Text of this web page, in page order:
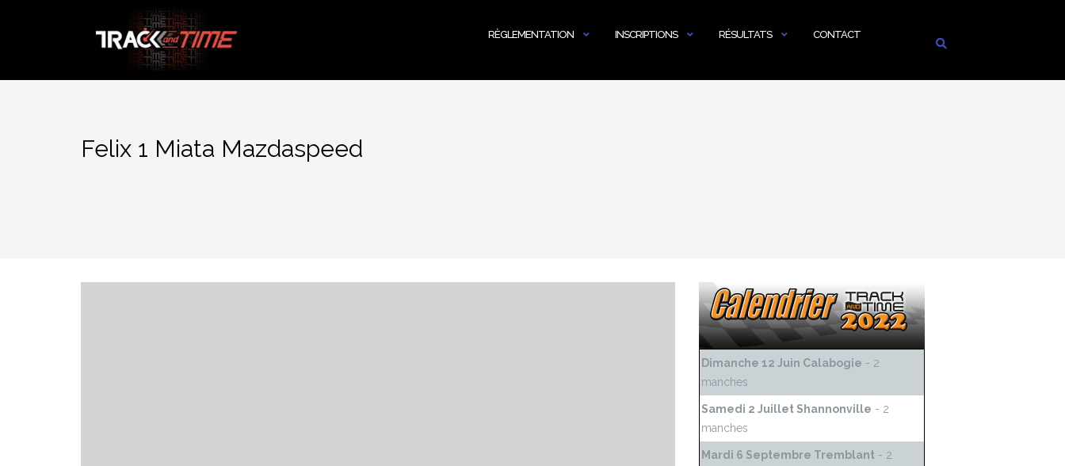
RÈGLEMENTATION INSCRIPTIONS RÉSULTATS CONTACT
Felix 1 Miata Mazdaspeed
Dimanche 12 Juin Calabogie - 2
manches
Samedi 2 Juillet Shannonville - 2
manches
Mardi 6 Septembre Tremblant - 2